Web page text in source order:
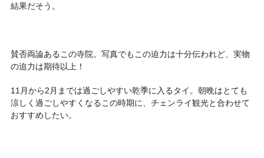
結果だそう。
賛否両論あるこの寺院。写真でもこの迫力は十分伝われど、実物
の迫力は期待以上！
11月から2月までは過ごしやすい乾季に入るタイ。朝晩はとても
涼しく過ごしやすくなるこの時期に、チェンライ観光と合わせて
おすすめしたい。